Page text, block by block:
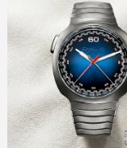
Chanel
Chaumet
Chopard
Christophe Claret